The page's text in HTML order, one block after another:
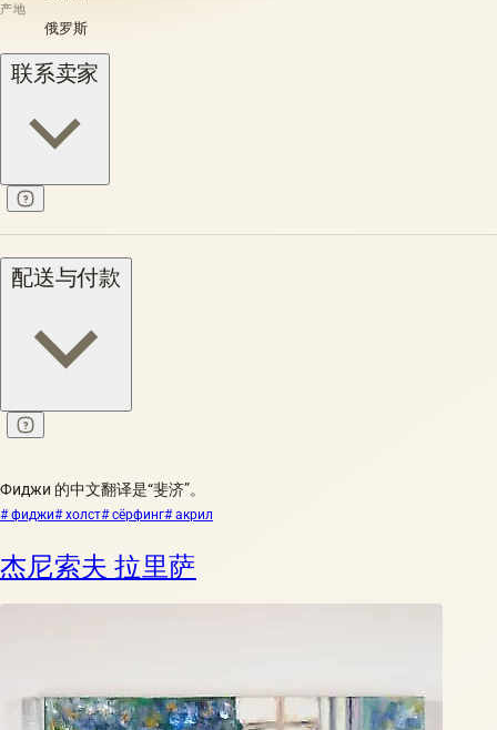
产地
俄罗斯
联系卖家
配送与付款
Фиджи 的中文翻译是“斐济”。
# фиджи# холст# сёрфинг# акрил
杰尼索夫 拉里萨